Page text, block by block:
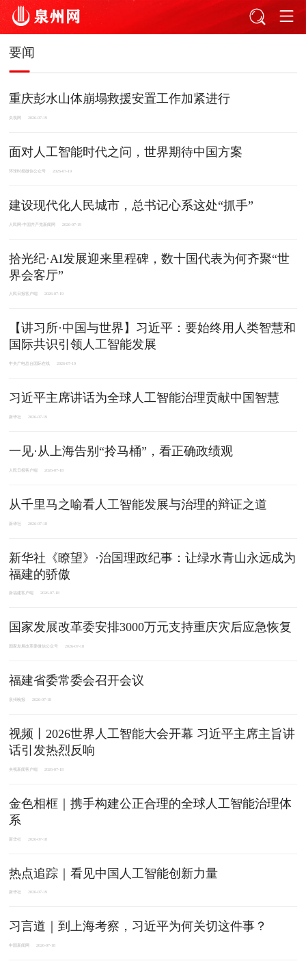
要闻
重庆彭水山体崩塌救援安置工作加紧进行
央视网 2026-07-19
面对人工智能时代之问，世界期待中国方案
环球时报微信公众号 2026-07-19
建设现代化人民城市，总书记心系这处“抓手”
人民网-中国共产党新闻网 2026-07-19
拾光纪·AI发展迎来里程碑，数十国代表为何齐聚“世
界会客厅”
人民日报客户端 2026-07-19
【讲习所·中国与世界】习近平：要始终用人类智慧和
国际共识引领人工智能发展
中央广电总台国际在线 2026-07-19
习近平主席讲话为全球人工智能治理贡献中国智慧
新华社 2026-07-19
一见·从上海告别“拎马桶”，看正确政绩观
人民日报客户端 2026-07-18
从千里马之喻看人工智能发展与治理的辩证之道
新华社 2026-07-18
新华社《瞭望》·治国理政纪事：让绿水青山永远成为
福建的骄傲
新福建客户端 2026-07-18
国家发展改革委安排3000万元支持重庆灾后应急恢复
国家发展改革委微信公众号 2026-07-18
福建省委常委会召开会议
泉州晚报 2026-07-18
视频丨2026世界人工智能大会开幕 习近平主席主旨讲
话引发热烈反响
央视新闻客户端 2026-07-18
金色相框｜携手构建公正合理的全球人工智能治理体
系
新华社 2026-07-18
热点追踪｜看见中国人工智能创新力量
新华社 2026-07-19
习言道｜到上海考察，习近平为何关切这件事？
中国新闻网 2026-07-18